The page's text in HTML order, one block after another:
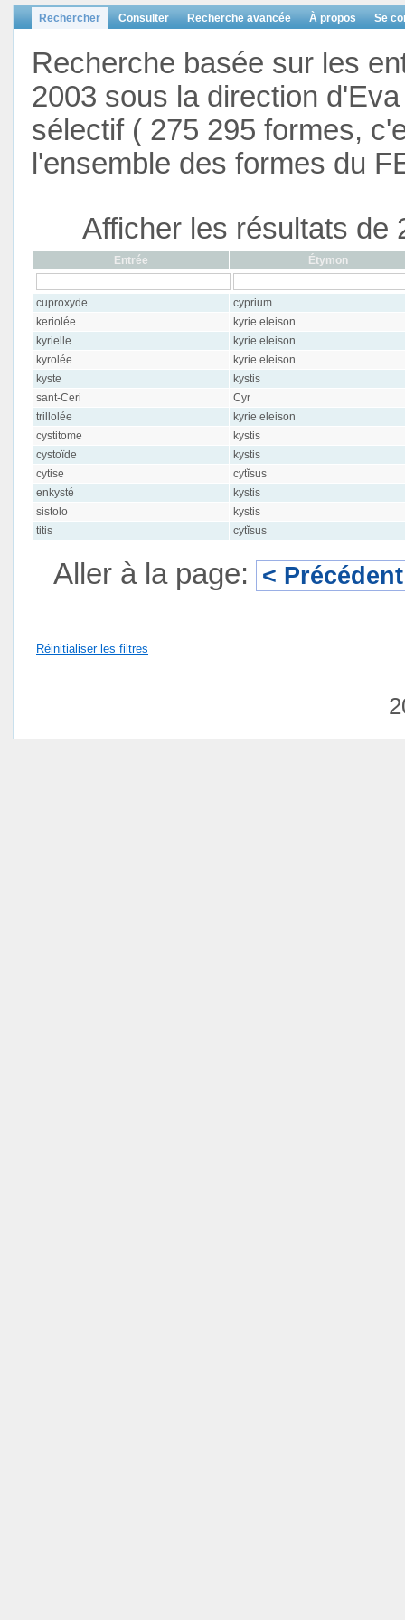
Rechercher Consulter Recherche avancée À propos Se
Recherche basée sur les
2003 sous la direction
sélectif ( 275 295 formes,
l'ensemble des formes du
Afficher les résultats de
Entrée Étymon
cuproxyde
cyprium
keriolée
kyrie eleison
kyrielle
kyrie eleison
kyrolée
kyrie eleison
kyste
kystis
sant-Ceri
Cyr
trillolée
kyrie eleison
cystitome
kystis
cystoïde
kystis
cytise
cytĭsus
enkysté
kystis
sistolo
kystis
titis
cytĭsus
Aller à la page: < Précédent
Réinitialiser les filtres